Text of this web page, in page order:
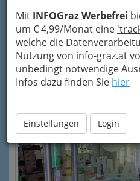
Mit INFOGraz Werbefrei
um € 4,99/Monat eine
welche die
Nutzung von info-graz.at
unbedingt notwendige
Infos dazu finden Sie hier
Einstellungen Login
In der eigenen
sie nicht nur
auch